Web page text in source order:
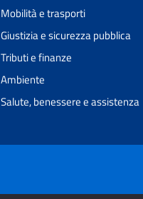
Mobilità e trasporti
Giustizia e sicurezza pubblica
Tributi e finanze
Ambiente
Salute, benessere e assistenza